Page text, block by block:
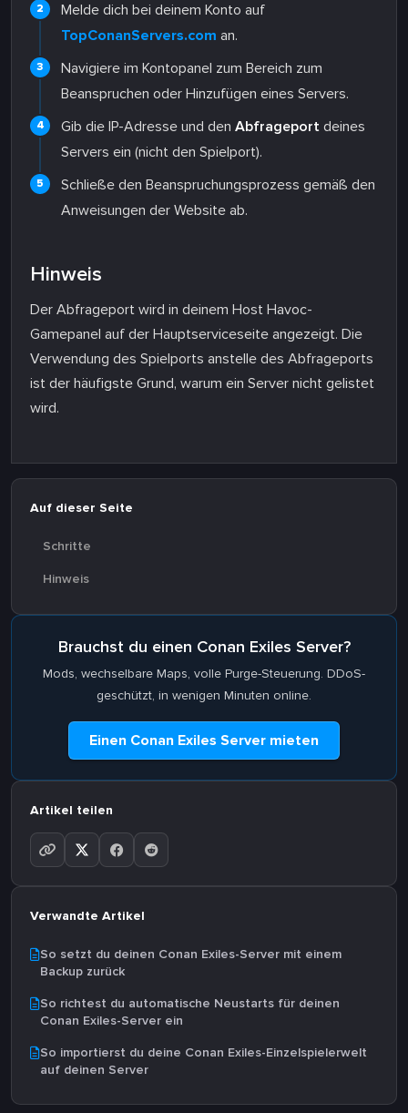
Melde dich bei deinem Konto auf
TopConanServers.com an.
Navigiere im Kontopanel zum Bereich zum
Beanspruchen oder Hinzufügen eines Servers.
Gib die IP-Adresse und den Abfrageport deines
Servers ein (nicht den Spielport).
Schließe den Beanspruchungsprozess gemäß den
Anweisungen der Website ab.
Hinweis
Der Abfrageport wird in deinem Host Havoc-
Gamepanel auf der Hauptserviceseite angezeigt. Die
Verwendung des Spielports anstelle des Abfrageports
ist der häufigste Grund, warum ein Server nicht gelistet
wird.
Auf dieser Seite
Schritte
Hinweis
Brauchst du einen Conan Exiles Server?
Mods, wechselbare Maps, volle Purge-Steuerung. DDoS-
geschützt, in wenigen Minuten online.
Einen Conan Exiles Server mieten
Artikel teilen
Verwandte Artikel
So setzt du deinen Conan Exiles-Server mit einem
Backup zurück
So richtest du automatische Neustarts für deinen
Conan Exiles-Server ein
So importierst du deine Conan Exiles-Einzelspielerwelt
auf deinen Server